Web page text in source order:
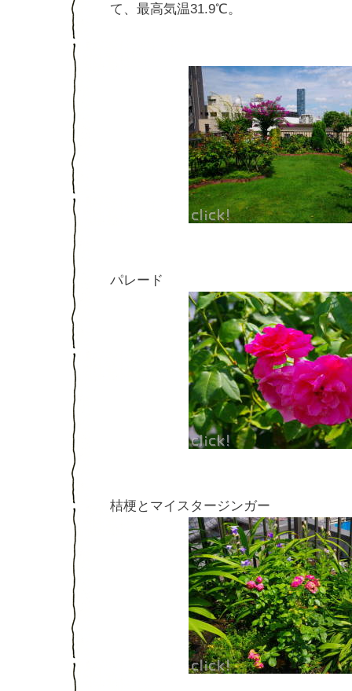
て、最高気温31.9℃。
パレード
桔梗とマイスタージンガー